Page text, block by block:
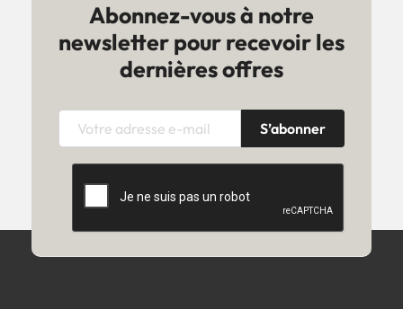
Abonnez-vous à notre
newsletter pour recevoir les
dernières offres